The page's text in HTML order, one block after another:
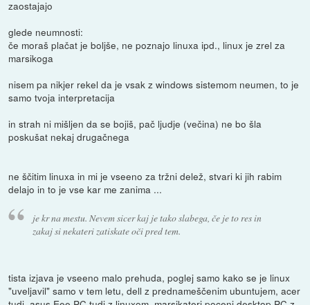
zaostajajo
glede neumnosti:
če moraš plačat je boljše, ne poznajo linuxa ipd., linux je zrel za
marsikoga
nisem pa nikjer rekel da je vsak z windows sistemom neumen, to je
samo tvoja interpretacija
in strah ni mišljen da se bojiš, pač ljudje (večina) ne bo šla
poskušat nekaj drugačnega
ne ščitim linuxa in mi je vseeno za tržni delež, stvari ki jih rabim
delajo in to je vse kar me zanima ...
je kr na mestu. Nevem sicer kaj je tako slabega, če je to res in
zakaj si nekateri zatiskate oči pred tem.
tista izjava je vseeno malo prehuda, poglej samo kako se je linux
"uveljavil" samo v tem letu, dell z prednameščenim ubuntujem, acer